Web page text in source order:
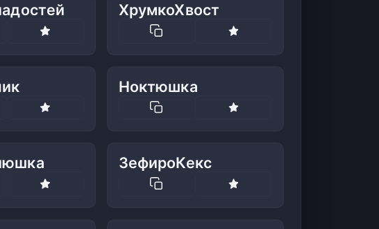
ХрумкоХвост
Ноктюшка
ЗефироКекс